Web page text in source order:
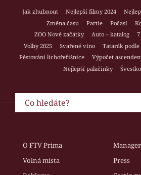
Jak zhubnout Nejlepší filmy 2024
Změna času
Partie Počasí
ZOO Nové začátky
Auto – katalog
Volby 2025
Svařené víno Tatarák
Pěstování lichořeřišnice
Výpočet
Nejlepší palačinky
O FTV Prima
Volná místa
Press